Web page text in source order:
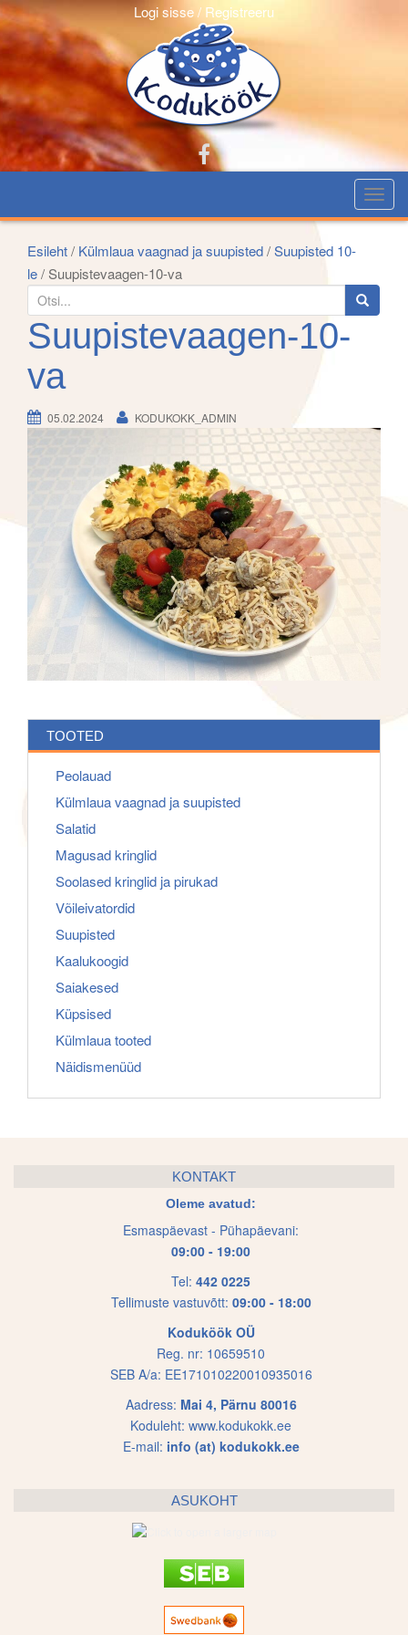
Logi sisse / Registreeru
T
o
l
e
g
Esileht/ Külmlaua vaagnad ja suupisted/Suupisted 10-
le/ Suupistevaagen-10-va
e
a
c
h
f
Suupistevaagen-10-
va
05.02.2024 KODUKOKK_ADMIN
TOOTED
Peolauad
Külmlaua vaagnad ja suupisted
Salatid
Magusad kringlid
Soolased kringlid ja pirukad
Võileivatordid
Suupisted
Kaalukoogid
Saiakesed
Küpsised
Külmlaua tooted
Näidismenüüd
KONTAKT
Oleme avatud:
Esmaspäevast - Pühapäevani:
09:00 - 19:00
Tel: 442 0225
Tellimuste vastuvõtt: 09:00 - 18:00
Koduköök OÜ
Reg. nr: 10659510
SEB A/a: EE171010220010935016
Aadress: Mai 4, Pärnu 80016
Koduleht: www.kodukokk.ee
E-mail: info (at) kodukokk.ee
ASUKOHT